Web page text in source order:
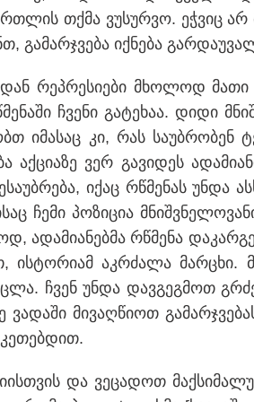
- ჰერაკლიონი
ლარიდან
თბილისი -
1184.80 ლარიდან
თქმა ვუ­სურ­ვო. ეჭ­ვიც არ
გა­მარ­ჯვე­ბა იქ­ნე­ბა
რეპ­რე­სი­ე­ბი მხო­ლოდ
ჩვე­ნი გა­ტე­ხაა. დიდი
იმა­საც კი, რას სა­უბ­რო­ბენ
აქ­ცი­ა­ზე ვერ გა­ვი­დეს
იქაც რწმე­ნას უნდა
ჩემი პო­ზი­ცია
ადა­მი­ა­ნებ­მა რწმე­ნა
ის­ტო­რი­ამ აკ­რძა­ლა მარ­ცხი.
ჩვენ უნდა დავ­გეგ­მოთ
მი­ვაღ­წი­ოთ
და ვე­ცა­დოთ